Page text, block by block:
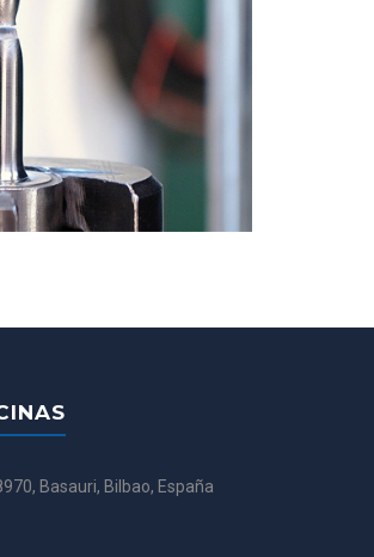
Basauri, Bilbao, España